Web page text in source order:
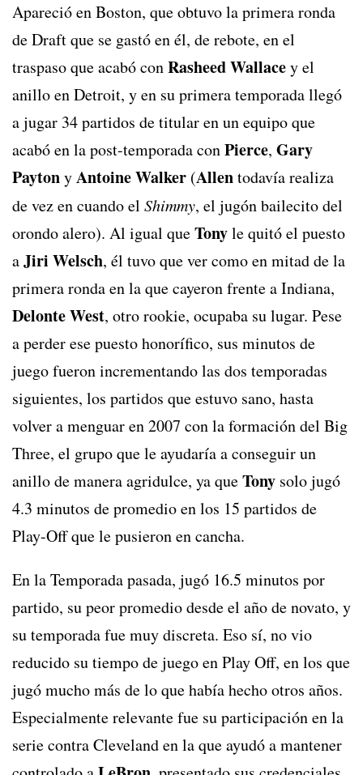
Apareció en Boston, que obtuvo la primera ronda
de Draft que se gastó en él, de rebote, en el
traspaso que acabó conRasheed Wallacey el
anillo en Detroit, y en su primera temporada llegó
a jugar 34 partidos de titular en un equipo que
acabó en la post-temporada conPierce, Gary
PaytonyAntoine Walker (Allentodavía realiza
de vez en cuando el Shimmy, el jugón bailecito del
orondo alero). Al igual queTonyle quitó el puesto
aJiri Welsch, él tuvo que ver como en mitad de la
primera ronda en la que cayeron frente a Indiana,
Delonte West, otro rookie, ocupaba su lugar. Pese
a perder ese puesto honorífico, sus minutos de
juego fueron incrementando las dos temporadas
siguientes, los partidos que estuvo sano, hasta
volver a menguar en 2007 con la formación del Big
Three, el grupo que le ayudaría a conseguir un
anillo de manera agridulce, ya queTony solo jugó
4.3 minutos de promedio en los 15 partidos de
Play-Off que le pusieron en cancha.
En la Temporada pasada, jugó 16.5 minutos por
partido, su peor promedio desde el año de novato, y
su temporada fue muy discreta. Eso sí, no vio
reducido su tiempo de juego en Play Off, en los que
jugó mucho más de lo que había hecho otros años.
Especialmente relevante fue su participación en la
serie contra Cleveland en la que ayudó a mantener